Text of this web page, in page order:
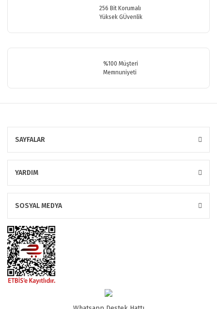
256 Bit Korumalı
Yüksek GÜvenlik
%100 Müşteri
Memnuniyeti
SAYFALAR
YARDIM
SOSYAL MEDYA